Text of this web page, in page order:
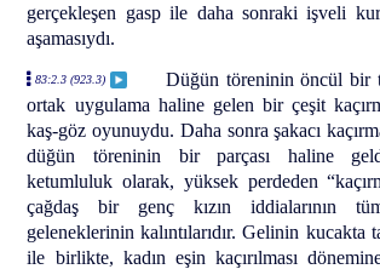
gerçekleşen gasp ile daha sonraki işveli
aşamasıydı.
83:2.3 (923.3)
Düğün töreninin öncül bir
ortak uygulama haline gelen bir çeşit
kaş-göz oyunuydu. Daha sonra şakacı
düğün töreninin bir parçası haline
ketumluluk olarak, yüksek perdeden
çağdaş bir genç kızın iddialarının
geleneklerinin kalıntılarıdır. Gelinin kucakta
ile birlikte, kadın eşin kaçırılması